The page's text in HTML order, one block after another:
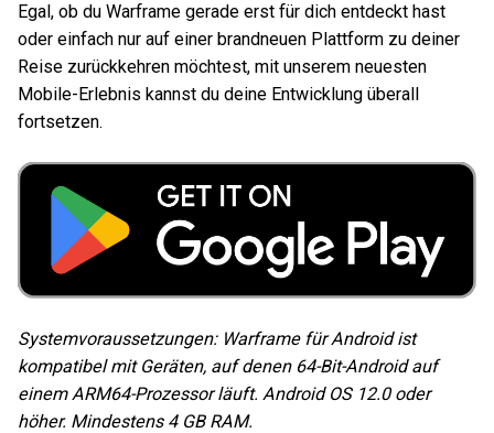
Egal, ob du Warframe gerade erst für dich entdeckt hast
oder einfach nur auf einer brandneuen Plattform zu deiner
Reise zurückkehren möchtest, mit unserem neuesten
Mobile-Erlebnis kannst du deine Entwicklung überall
fortsetzen.
Systemvoraussetzungen: Warframe für Android ist
kompatibel mit Geräten, auf denen 64-Bit-Android auf
einem ARM64-Prozessor läuft. Android OS 12.0 oder
höher. Mindestens 4 GB RAM.